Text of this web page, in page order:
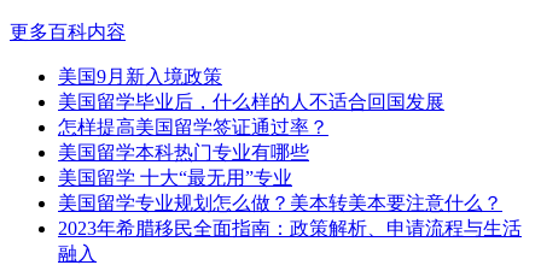
更多百科内容
美国9月新入境政策
美国留学毕业后，什么样的人不适合回国发展
怎样提高美国留学签证通过率？
美国留学本科热门专业有哪些
美国留学 十大“最无用”专业
美国留学专业规划怎么做？美本转美本要注意什么？
2023年希腊移民全面指南：政策解析、申请流程与生活
融入